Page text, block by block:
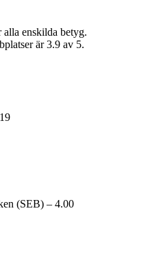
alla enskilda betyg.
är 3.9 av 5.
(SEB) – 4.00